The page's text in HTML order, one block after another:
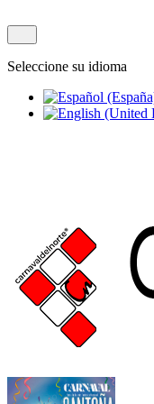
Seleccione su idioma